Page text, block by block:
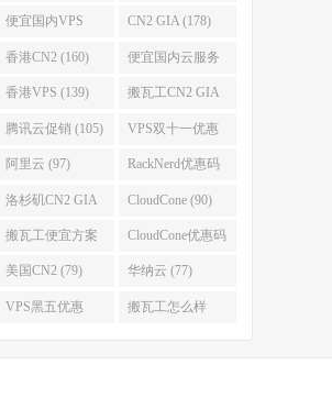
(223) (222)
便宜国内VPS
(184)
CN2 GIA (178)
香港CN2 (160) 便宜国内云服务
器 (152)
香港VPS (139) 搬瓦工CN2 GIA
(118)
腾讯云促销 (105) VPS双十一优惠
(102)
阿里云 (97) RackNerd优惠码
(93)
洛杉矶CN2 GIA
(92)
CloudCone (90)
搬瓦工便宜方案
(86)
CloudCone优惠码
(82)
美国CN2 (79) 华纳云 (77)
VPS黑五优惠 搬瓦工怎么样